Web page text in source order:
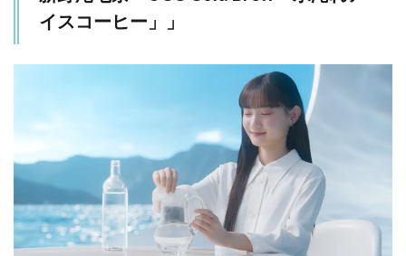
イスコーヒー」」